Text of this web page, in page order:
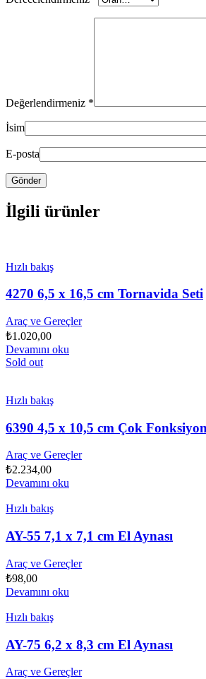
Değerlendirmeniz *
İsim
E-posta
İlgili ürünler
Hızlı bakış
4270 6,5 x 16,5 cm Tornavida Seti
Araç ve Gereçler
₺1.020,00
Devamını oku
Sold out
Hızlı bakış
6390 4,5 x 10,5 cm Çok
Araç ve Gereçler
₺2.234,00
Devamını oku
Hızlı bakış
AY-55 7,1 x 7,1 cm El Aynası
Araç ve Gereçler
₺98,00
Devamını oku
Hızlı bakış
AY-75 6,2 x 8,3 cm El Aynası
Araç ve Gereçler